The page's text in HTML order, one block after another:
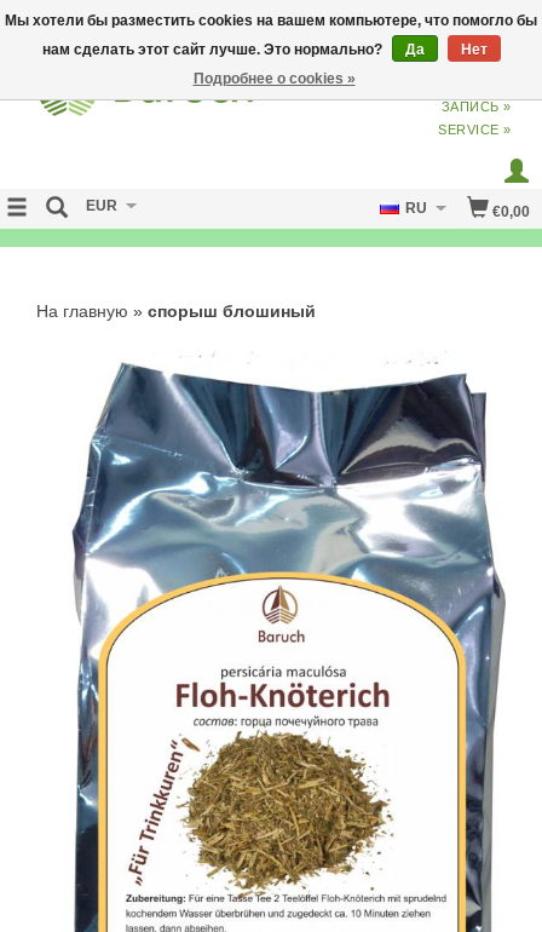
ВХОДИЗ
ЗАПИСЬ »
SERVICE »
€0,00
EUR RU
На главную » спорыш блошиный
Мы хотели бы разместить cookies на вашем компьютере, что помогло бы
нам сделать этот сайт лучше. Это нормально?
Да
Нет
Подробнее о cookies »